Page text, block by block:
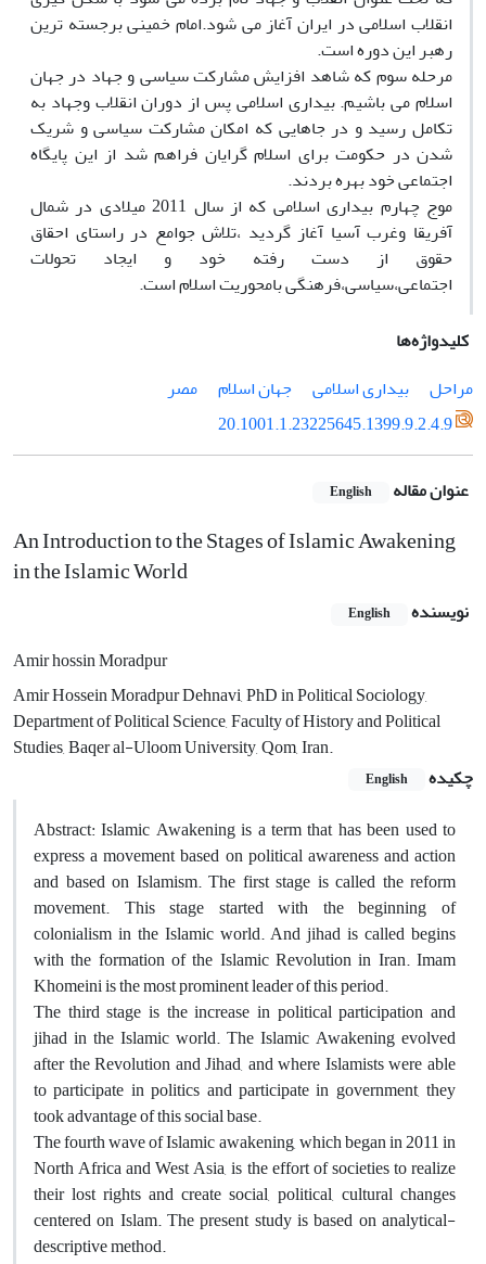
انقلاب اسلامی در ایران آغاز می شود.امام خمینی برجسته ترین
رهبر این دوره است.
مرحله سوم که شاهد افزایش مشارکت سیاسی و جهاد در جهان
اسلام می باشیم. بیداری اسلامی پس از دوران انقلاب وجهاد به
تکامل رسید و در جاهایی که امکان مشارکت سیاسی و شریک
شدن در حکومت برای اسلام گرایان فراهم شد از این پایگاه
اجتماعی خود بهره بردند.
موج چهارم بیداری اسلامی که از سال 2011 میلادی در شمال
آفریقا وغرب آسیا آغاز گردید ،تلاش جوامع در راستای احقاق
حقوق از دست رفته خود و ایجاد تحولات
اجتماعی،سیاسی،فرهنگی بامحوریت اسلام است.
کلیدواژه‌ها
مراحل
بیداری اسلامی جهان اسلام
مصر
20.1001.1.23225645.1399.9.2.4.9
عنوان مقاله English
An Introduction to the Stages of Islamic Awakening
in the Islamic World
نویسنده English
Amir hossin Moradpur
Amir Hossein Moradpur Dehnavi, PhD in Political Sociology,
Department of Political Science, Faculty of History and Political
Studies, Baqer al-Uloom University, Qom, Iran.
چکیده
English
Abstract: Islamic Awakening is a term that has been used to
express a movement based on political awareness and action
and based on Islamism. The first stage is called the reform
movement. This stage started with the beginning of
colonialism in the Islamic world. And jihad is called begins
with the formation of the Islamic Revolution in Iran. Imam
Khomeini is the most prominent leader of this period.
The third stage is the increase in political participation and
jihad in the Islamic world. The Islamic Awakening evolved
after the Revolution and Jihad, and where Islamists were able
to participate in politics and participate in government, they
took advantage of this social base.
The fourth wave of Islamic awakening, which began in 2011 in
North Africa and West Asia, is the effort of societies to realize
their lost rights and create social, political, cultural changes
centered on Islam. The present study is based on analytical-
descriptive method.